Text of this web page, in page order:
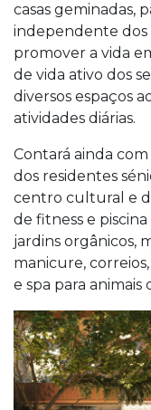
casas geminadas,
independente dos
promover a vida
de vida ativo dos
diversos espaços
atividades diárias.
Contará ainda
dos residentes
centro cultural e
de fitness e
jardins orgânicos,
manicure,
e spa para animais